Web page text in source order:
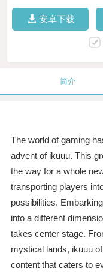
安卓下载
简介
The world of gaming
advent of ikuuu. This
the way for a whole
transporting players
possibilities.
into a different
takes center stage.
mystical lands, ikuuu
content that caters to